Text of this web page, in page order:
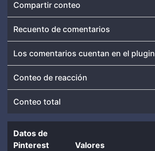
Compartir conteo
Recuento de comentarios
Los comentarios cuentan en el plugin
Conteo de reacción
Conteo total
Datos de
Pinterest
Valores